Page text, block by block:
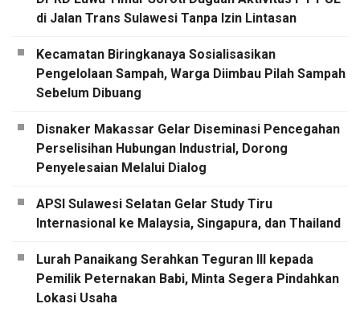
di Jalan Trans Sulawesi Tanpa Izin Lintasan
Kecamatan Biringkanaya Sosialisasikan
Pengelolaan Sampah, Warga Diimbau Pilah Sampah
Sebelum Dibuang
Disnaker Makassar Gelar Diseminasi Pencegahan
Perselisihan Hubungan Industrial, Dorong
Penyelesaian Melalui Dialog
APSI Sulawesi Selatan Gelar Study Tiru
Internasional ke Malaysia, Singapura, dan Thailand
Lurah Panaikang Serahkan Teguran III kepada
Pemilik Peternakan Babi, Minta Segera Pindahkan
Lokasi Usaha